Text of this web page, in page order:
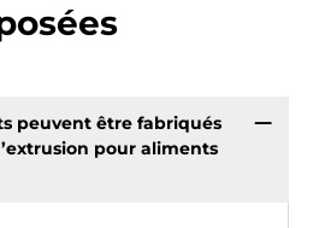
peuvent être fabriqués
pour aliments